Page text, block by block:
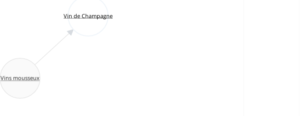
Vin de Champagne
Vins mousseux